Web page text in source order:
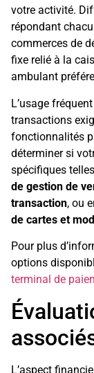
votre activité.
répondant
commerces de
fixe relié à la
ambulant
L’usage
transactions
fonctionnalités
déterminer si
spécifiques
de gestion de
transaction, ou
de cartes et
Pour plus
options
terminal de
L’aspect